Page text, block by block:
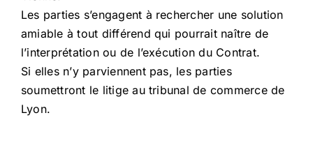
Les parties s’engagent à rechercher une solution
amiable à tout différend qui pourrait naître de
l’interprétation ou de l’exécution du Contrat.
Si elles n’y parviennent pas, les parties
soumettront le litige au tribunal de commerce de
Lyon.